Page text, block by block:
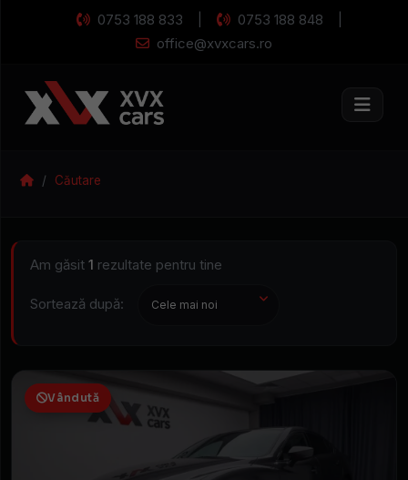
0753 188 833 0753 188 848
office@xvxcars.ro
Mașini rulate și
Căutare
Caută
mașina
Am găsit 1 rezultate pentru tine
Sortează după:
Vândută